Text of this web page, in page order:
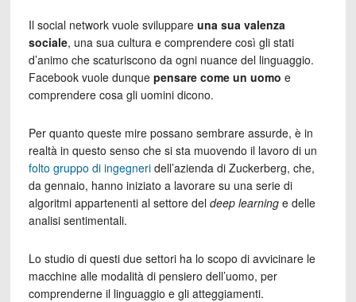
Il social network vuole sviluppare una sua valenza
sociale, una sua cultura e comprendere così gli stati
d’animo che scaturiscono da ogni nuance del linguaggio.
Facebook vuole dunque pensare come un uomo e
comprendere cosa gli uomini dicono.
Per quanto queste mire possano sembrare assurde, è in
realtà in questo senso che si sta muovendo il lavoro di un
folto gruppo di ingegneridell’azienda di Zuckerberg, che,
da gennaio, hanno iniziato a lavorare su una serie di
algoritmi appartenenti al settore del deep learninge delle
analisi sentimentali.
Lo studio di questi due settori ha lo scopo di avvicinare le
macchine alle modalità di pensiero dell’uomo, per
comprenderne il linguaggio e gli atteggiamenti.